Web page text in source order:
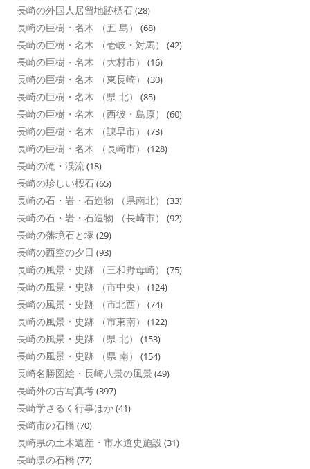
長崎の外国人居留地跡標石(28)
長崎の巨樹・名木 （五 島） (68)
長崎の巨樹・名木 （壱岐・対馬） (42)
長崎の巨樹・名木 （大村市） (16)
長崎の巨樹・名木 （東長崎） (30)
長崎の巨樹・名木 （県 北） (85)
長崎の巨樹・名木 （西彼・島原） (60)
長崎の巨樹・名木 （諌早市） (73)
長崎の巨樹・名木 （長崎市） (128)
長崎の滝・渓流(18)
長崎の珍しい標石(65)
長崎の石・岩・石造物 （県南北） (33)
長崎の石・岩・石造物 （長崎市） (92)
長崎の藩境石と塚 (29)
長崎の西空の夕日 (93)
長崎の風景・史跡 （三和野母崎） (75)
長崎の風景・史跡 （市中央） (124)
長崎の風景・史跡 （市北西） (74)
長崎の風景・史跡 （市東南） (122)
長崎の風景・史跡 （県 北） (153)
長崎の風景・史跡 （県 南） (154)
長崎名勝図絵・長崎八景の風景 (49)
長崎外の古写真考(397)
長崎学さるく行事ほか(41)
長崎市の石橋 (70)
長崎県の土木遺産・市水道史施設 (31)
長崎県の石橋 (77)